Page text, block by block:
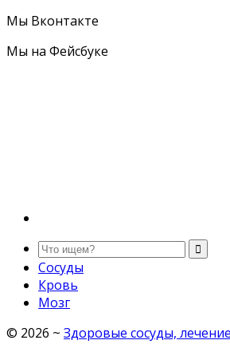
Мы Вконтакте
Мы на Фейсбуке
Сосуды
Кровь
Мозг
© 2026 ~ Здоровые сосуды,